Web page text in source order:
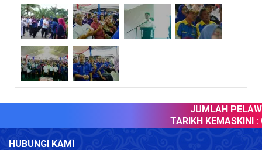
JUMLAH
TARIKH KEMASKINI :
HUBUNGI KAMI